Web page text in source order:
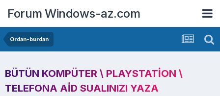
Forum Windows-az.com
Ordan-burdan
BÜTÜN KOMPÜTER \ PLAYSTATION \
TELEFONA AID SUALINIZI YAZA